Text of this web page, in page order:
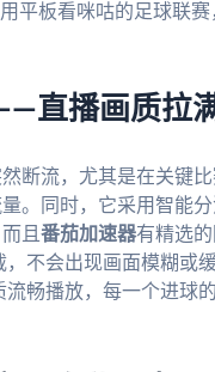
平板看咪咕的足球联
直播画质拉
断流，尤其是在关键比
。同时，它采用智能
且 番茄加速器有精选
不会出现画面模糊或
畅播放，每一个进球